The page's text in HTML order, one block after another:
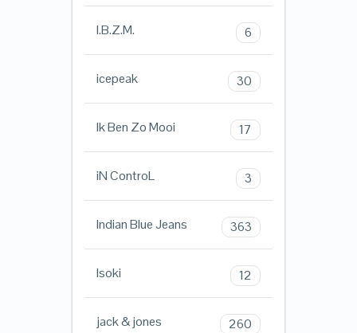
I.B.Z.M. 6
icepeak 30
Ik Ben Zo Mooi 17
iN ControL 3
Indian Blue Jeans 363
Isoki 12
jack & jones 260